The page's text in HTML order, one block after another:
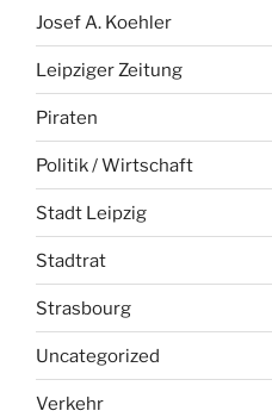
Josef A. Koehler
Leipziger Zeitung
Piraten
Politik / Wirtschaft
Stadt Leipzig
Stadtrat
Strasbourg
Uncategorized
Verkehr